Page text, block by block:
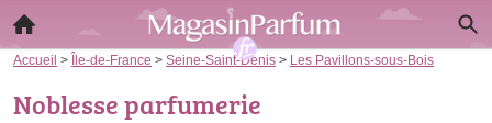
Accueil > Île-de-France > Seine-Saint-Denis > Les Pavillons-sous-Bois
Noblesse parfumerie